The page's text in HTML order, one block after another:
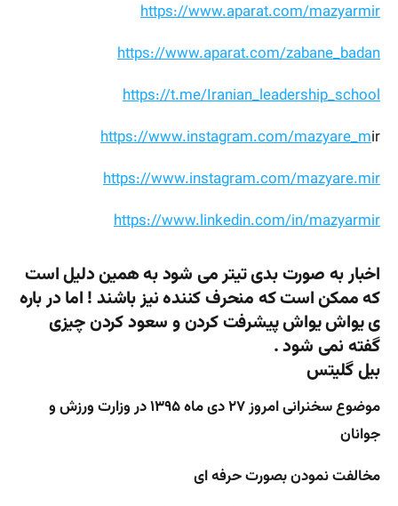
https://www.aparat.com/mazyarmir
https://www.aparat.com/zabane_badan
https://t.me/Iranian_leadership_school
https://www.instagram.com/mazyare_mir
https://www.instagram.com/mazyare.mir
https://www.linkedin.com/in/mazyarmir
اخبار به صورت بدی تیتر می شود به همین دلیل است
که ممکن است که منحرف کننده نیز باشند ! اما در باره
ی یواش یواش پیشرفت کردن و سعود کردن چیزی
گفته نمی شود .
بیل گلیتس
موضوع سخنرانی امروز ۲۷ دی ماه ۱۳۹۵ در وزارت ورزش و
جوانان
مخالفت نمودن بصورت حرفه ای